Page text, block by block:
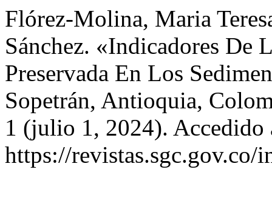
Flórez-Molina, Maria
Sánchez. «Indicadores De
Preservada En Los
Sopetrán, Antioquia,
1 (julio 1, 2024). Accedido
https://